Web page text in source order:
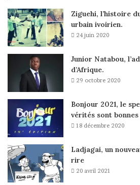
Ziguehi, l’histoire
urbain ivoirien.
24 juin 2020
Junior Natabou,
d’Afrique.
29 octobre 2020
Bonjour 2021, le
vérités sont
18 décembre 2020
Ladjagai, un
rire
20 avril 2021